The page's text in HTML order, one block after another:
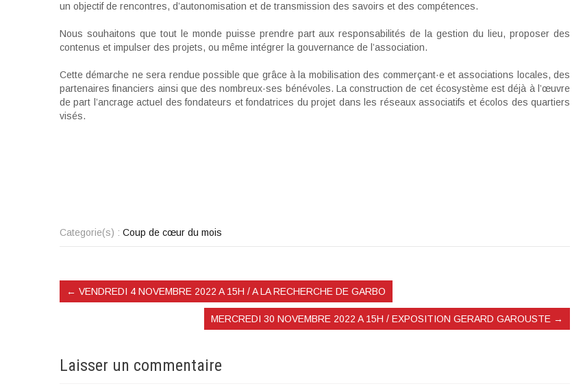
un objectif de rencontres, d’autonomisation et de transmission des savoirs et des compétences.
Nous souhaitons que tout le monde puisse prendre part aux responsabilités de la gestion du lieu, proposer des
contenus et impulser des projets, ou même intégrer la gouvernance de l’association.
Cette démarche ne sera rendue possible que grâce à la mobilisation des commerçant·e et associations locales, des
partenaires financiers ainsi que des nombreux·ses bénévoles. La construction de cet écosystème est déjà à l’œuvre
de part l’ancrage actuel des fondateurs et fondatrices du projet dans les réseaux associatifs et écolos des quartiers
visés.
Categorie(s) : Coup de cœur du mois
← VENDREDI 4 NOVEMBRE 2022 A 15H / A LA RECHERCHE DE GARBO
MERCREDI 30 NOVEMBRE 2022 A 15H / EXPOSITION GERARD GAROUSTE →
Laisser un commentaire